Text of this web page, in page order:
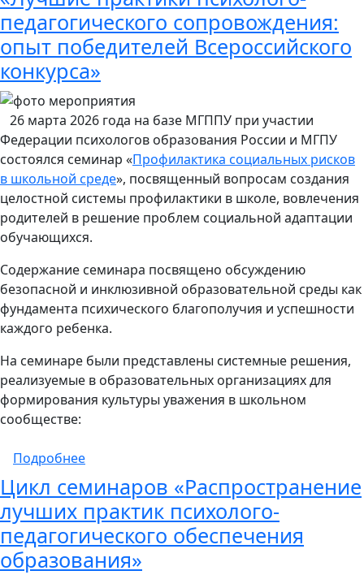
педагогического сопровождения:
опыт победителей Всероссийского
конкурса»
26 марта 2026 года на базе МГППУ при участии
Федерации психологов образования России и МГПУ
состоялся семинар «Профилактика социальных рисков
в школьной среде», посвященный вопросам создания
целостной системы профилактики в школе, вовлечения
родителей в решение проблем социальной адаптации
обучающихся.
Содержание семинара посвящено обсуждению
безопасной и инклюзивной образовательной среды как
фундамента психического благополучия и успешности
каждого ребенка.
На семинаре были представлены системные решения,
реализуемые в образовательных организациях для
формирования культуры уважения в школьном
сообществе:
Подробнеео Стартовал цикл семинаров с
Цикл семинаров «Распространение
лучших практик психолого-
педагогического обеспечения
образования»